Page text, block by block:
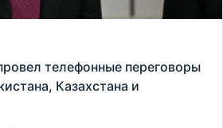
телефонные переговоры
Казахстана и